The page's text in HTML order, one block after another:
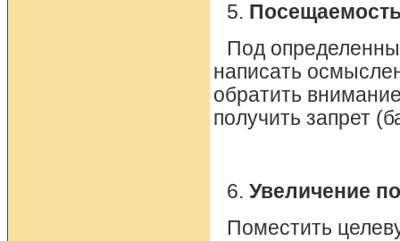
5.
Под
написать
обратить
получить запрет
6. Увеличение
Поместить